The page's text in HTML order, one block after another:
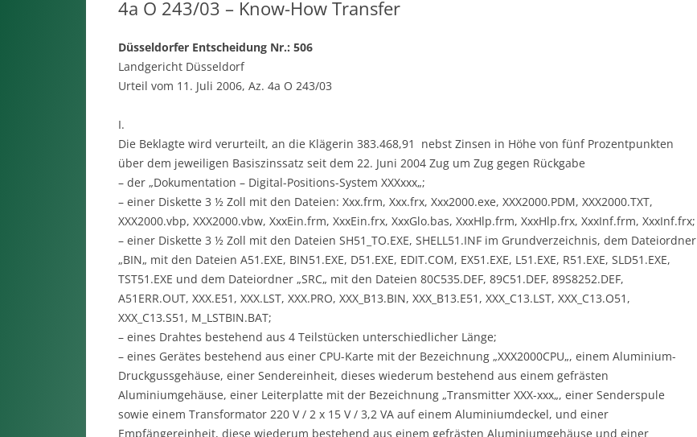
4a O 243/03 – Know-How Transfer
Düsseldorfer Entscheidung Nr.: 506
Landgericht Düsseldorf
Urteil vom 11. Juli 2006, Az. 4a O 243/03
I.
Die Beklagte wird verurteilt, an die Klägerin 383.468,91  nebst Zinsen in Höhe von fünf Prozentpunkten
über dem jeweiligen Basiszinssatz seit dem 22. Juni 2004 Zug um Zug gegen Rückgabe
– der „Dokumentation – Digital-Positions-System XXXxxx„;
– einer Diskette 3 ½ Zoll mit den Dateien: Xxx.frm, Xxx.frx, Xxx2000.exe, XXX2000.PDM, XXX2000.TXT,
XXX2000.vbp, XXX2000.vbw, XxxEin.frm, XxxEin.frx, XxxGlo.bas, XxxHlp.frm, XxxHlp.frx, XxxInf.frm, XxxInf.frx;
– einer Diskette 3 ½ Zoll mit den Dateien SH51_TO.EXE, SHELL51.INF im Grundverzeichnis, dem Dateiordner
„BIN„ mit den Dateien A51.EXE, BIN51.EXE, D51.EXE, EDIT.COM, EX51.EXE, L51.EXE, R51.EXE, SLD51.EXE,
TST51.EXE und dem Dateiordner „SRC„ mit den Dateien 80C535.DEF, 89C51.DEF, 89S8252.DEF,
A51ERR.OUT, XXX.E51, XXX.LST, XXX.PRO, XXX_B13.BIN, XXX_B13.E51, XXX_C13.LST, XXX_C13.O51,
XXX_C13.S51, M_LSTBIN.BAT;
– eines Drahtes bestehend aus 4 Teilstücken unterschiedlicher Länge;
– eines Gerätes bestehend aus einer CPU-Karte mit der Bezeichnung „XXX2000CPU„, einem Aluminium-
Druckgussgehäuse, einer Sendereinheit, dieses wiederum bestehend aus einem gefrästen
Aluminiumgehäuse, einer Leiterplatte mit der Bezeichnung „Transmitter XXX-xxx„, einer Senderspule
sowie einem Transformator 220 V / 2 x 15 V / 3,2 VA auf einem Aluminiumdeckel, und einer
Empfängereinheit, diese wiederum bestehend aus einem gefrästen Aluminiumgehäuse und einer